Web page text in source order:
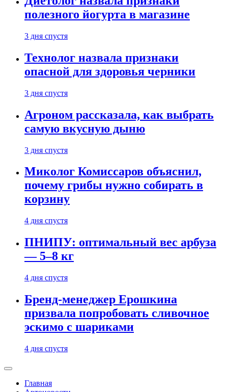
полезного йогурта в магазине
3 дня спустя
Технолог назвала признаки
опасной для здоровья черники
3 дня спустя
Агроном рассказала, как выбрать
самую вкусную дыню
3 дня спустя
Миколог Комиссаров объяснил,
почему грибы нужно собирать в
корзину
4 дня спустя
ПНИПУ: оптимальный вес арбуза
— 5–8 кг
4 дня спустя
Бренд-менеджер Ерошкина
призвала попробовать сливочное
эскимо с шариками
4 дня спустя
Главная